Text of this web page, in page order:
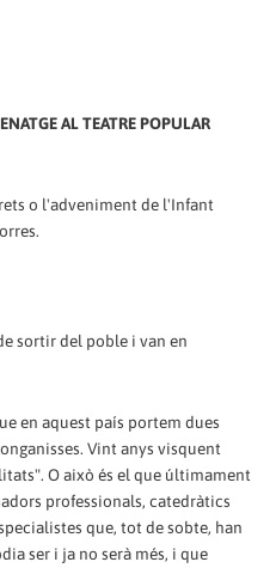
AL TEATRE POPULAR
o l'adveniment de l'Infant
sortir del poble i van en
en aquest país portem dues
Vint anys visquent
O això és el que últimament
professionals, catedràtics
que, tot de sobte, han
ser i ja no serà més, i que